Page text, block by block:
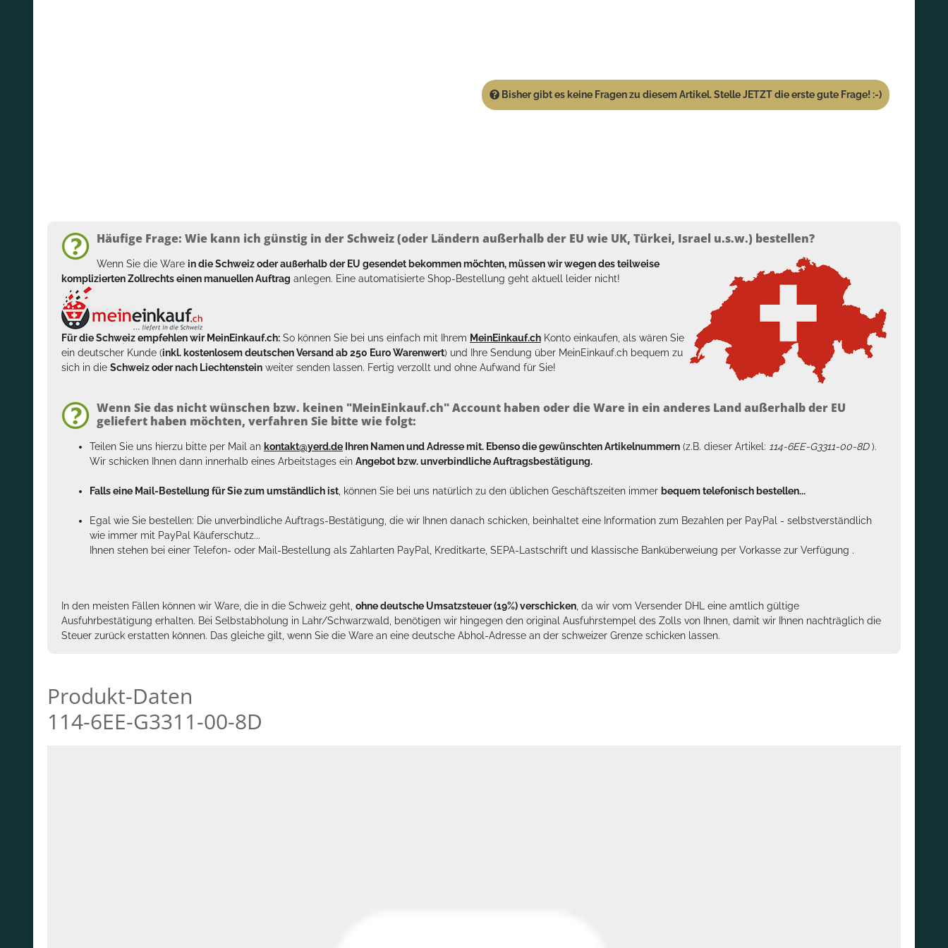
Bisher gibt es keine Fragen zu diesem Artikel. Stelle JETZT die erste gute Frage! :-)
Häufige Frage: Wie kann ich günstig in der Schweiz (oder Ländern außerhalb der EU wie UK, Türkei, Israel u.s.w.) bestellen?
Wenn Sie die Ware in die Schweiz oder außerhalb der EU gesendet bekommen möchten, müssen wir wegen des teilweise
komplizierten Zollrechts einen manuellen Auftrag anlegen. Eine automatisierte Shop-Bestellung geht aktuell leider nicht!
Für die Schweiz empfehlen wir MeinEinkauf.ch: So können Sie bei uns einfach mit Ihrem MeinEinkauf.ch Konto einkaufen, als wären Sie
ein deutscher Kunde (inkl. kostenlosem deutschen Versand ab 250 Euro Warenwert) und Ihre Sendung über MeinEinkauf.ch bequem zu
sich in die Schweiz oder nach Liechtenstein weiter senden lassen. Fertig verzollt und ohne Aufwand für Sie!
Wenn Sie das nicht wünschen bzw. keinen "MeinEinkauf.ch" Account haben oder die Ware in ein anderes Land außerhalb der EU
geliefert haben möchten, verfahren Sie bitte wie folgt:
Teilen Sie uns hierzu bitte per Mail an kontakt@yerd.de Ihren Namen und Adresse mit. Ebenso die gewünschten Artikelnummern (z.B. dieser Artikel: 114-6EE-G3311-00-8D).
Wir schicken Ihnen dann innerhalb eines Arbeitstages ein Angebot bzw. unverbindliche Auftragsbestätigung.
Falls eine Mail-Bestellung für Sie zum umständlich ist , können Sie bei uns natürlich zu den üblichen Geschäftszeiten immer bequem telefonisch bestellen...
Egal wie Sie bestellen: Die unverbindliche Auftrags-Bestätigung, die wir Ihnen danach schicken, beinhaltet eine Information zum Bezahlen per PayPal - selbstverständlich
wie immer mit PayPal Käuferschutz...
Ihnen stehen bei einer Telefon- oder Mail-Bestellung als Zahlarten PayPal, Kreditkarte, SEPA-Lastschrift und klassische Banküberweiung per Vorkasse zur Verfügung .
In den meisten Fällen können wir Ware, die in die Schweiz geht, ohne deutsche Umsatzsteuer (19%) verschicken , da wir vom Versender DHL eine amtlich gültige
Ausfuhrbestätigung erhalten. Bei Selbstabholung in Lahr/Schwarzwald, benötigen wir hingegen den original Ausfuhrstempel des Zolls von Ihnen, damit wir Ihnen nachträglich die
Steuer zurück erstatten können. Das gleiche gilt, wenn Sie die Ware an eine deutsche Abhol-Adresse an der schweizer Grenze schicken lassen.
Produkt-Daten
114-6EE-G3311-00-8D